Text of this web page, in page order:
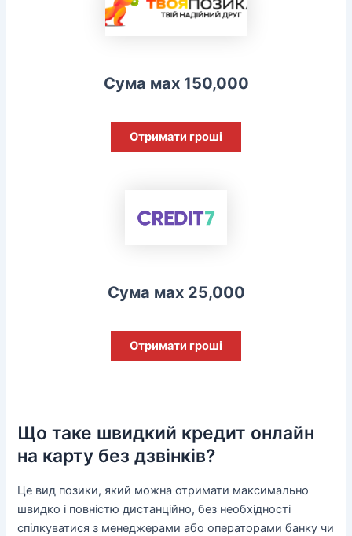
Сума мах 150,000
Отримати гроші
Сума мах 25,000
Отримати гроші
Що таке швидкий кредит онлайн
на карту без дзвінків?
Це вид позики, який можна отримати максимально
швидко і повністю дистанційно, без необхідності
спілкуватися з менеджерами або операторами банку чи